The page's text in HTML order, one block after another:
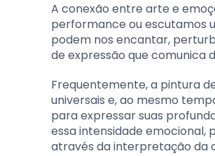
A conexão entre arte e
performance ou escutamos
podem nos encantar,
de expressão que comunica
Frequentemente, a pintura
universais e, ao mesmo
para expressar suas
essa intensidade
através da interpretação da